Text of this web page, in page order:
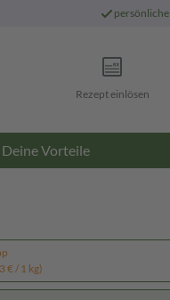
persönliche
Rezept einlösen
Deine Vorteile
€ / 1 kg)